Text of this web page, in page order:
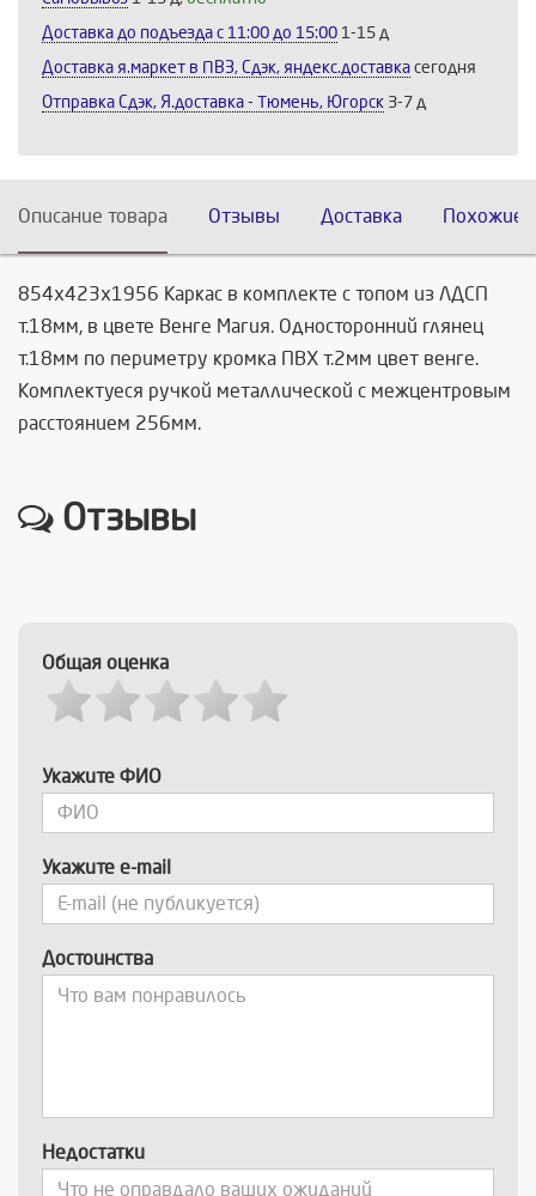
Доставка до подъезда c 11:00 до 15:00 1-15 д
Доставка я.маркет в ПВЗ, Сдэк, яндекс.доставка сегодня
Отправка Сдэк, Я.доставка - Тюмень, Югорск 3-7 д
Описание товара Отзывы Доставка Похожие
854х423х1956 Каркас в комплекте с топом из ЛДСП
т.18мм, в цвете Венге Магия. Односторонний глянец
т.18мм по периметру кромка ПВХ т.2мм цвет венге.
Комплектуеся ручкой металлической с межцентровым
расстоянием 256мм.
Отзывы
Общая оценка
Укажите ФИО
Укажите e-mail
Достоинства
Недостатки